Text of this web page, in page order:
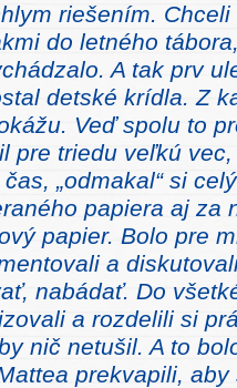
riešením.
do letného
A tak prv
detské krídla. Z
Veď spolu to
pre triedu veľkú
„odmakal“ si
papiera aj za
papier. Bolo pre
a
nabádať. Do
a rozdelili si
nič netušil. A to
prekvapili,